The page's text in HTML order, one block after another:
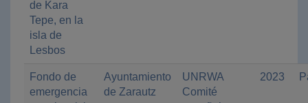
de Kara
Tepe, en la
isla de
Lesbos
Fondo de
emergencia
Ayuntamiento
de Zarautz
UNRWA
Comité
2023